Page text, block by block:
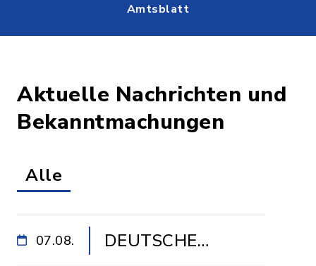
Amtsblatt
Aktuelle Nachrichten und
Bekanntmachungen
Alle
07.08.
DEUTSCHE